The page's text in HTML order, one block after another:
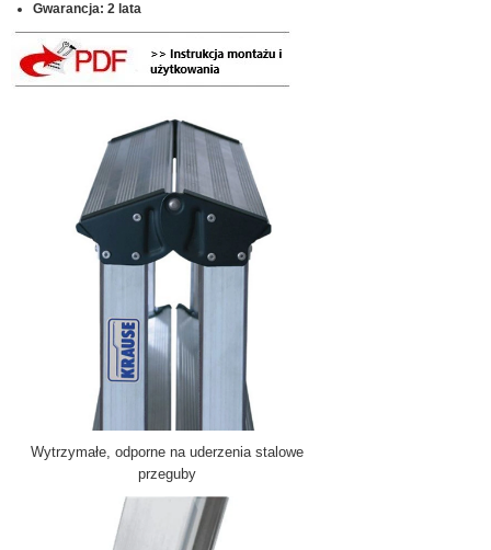
Gwarancja: 2 lata
Wytrzymałe, odporne na uderzenia stalowe
przeguby